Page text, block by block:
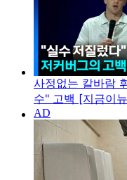
사정없는 칼바람
수" 고백 [지금이